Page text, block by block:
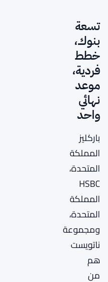
تسعة
بنوك،
خطط
فردية،
موعد
نهائي
واحد
باركليز
المملكة
المتحدة،
HSBC
المملكة
المتحدة،
ومجموعة
ناتويست
هم
من